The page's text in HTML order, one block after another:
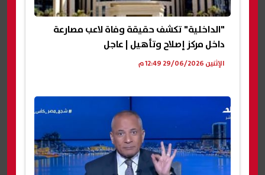
"الداخلية" تكشف حقيقة وفاة لاعب مصارعة
داخل مركز إصلاح وتأهيل | عاجل
الإثنين 29/06/2026 12:49 م